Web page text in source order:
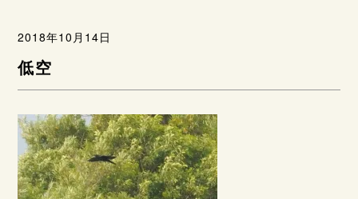
2018年10月14日
低空